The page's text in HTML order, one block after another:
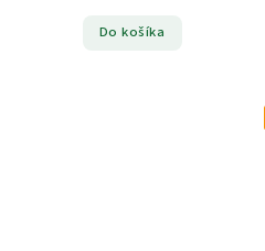
Do košíka